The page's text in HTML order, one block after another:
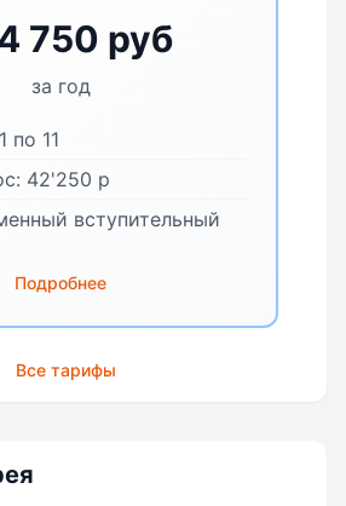
750 руб
за год
по 11
42'250 р
вступительный
Подробнее
Все тарифы